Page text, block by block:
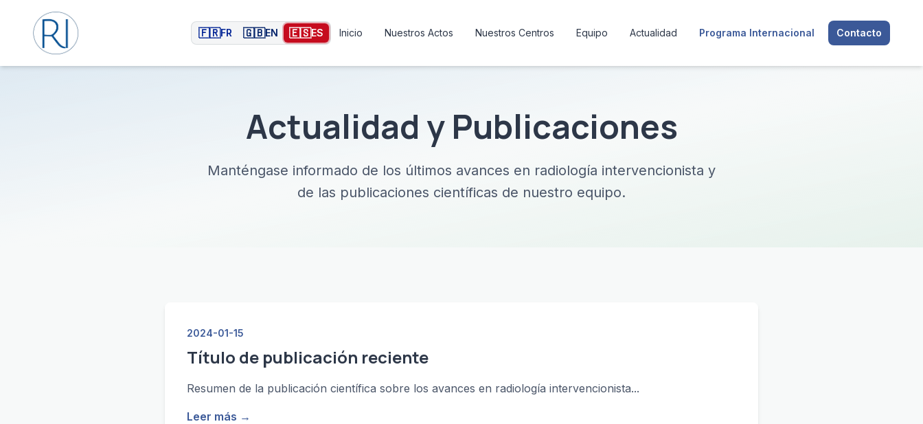
🇫🇷FR 🇬🇧EN 🇪🇸ES Inicio Nuestros Actos Nuestros Centros Equipo Actualidad Programa Internacional Contacto
Actualidad y Publicaciones
Manténgase informado de los últimos avances en radiología intervencionista y
de las publicaciones científicas de nuestro equipo.
2024-01-15
Título de publicación reciente
Resumen de la publicación científica sobre los avances en radiología intervencionista...
Leer más →